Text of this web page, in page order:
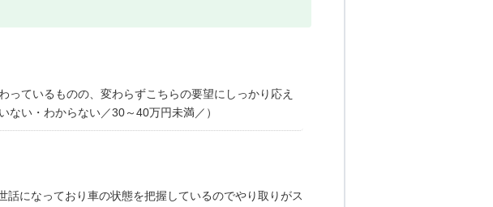
ているものの、変わらずこちらの要望にしっかり応え
い・わからない／30～40万円未満／）
になっており車の状態を把握しているのでやり取りがス